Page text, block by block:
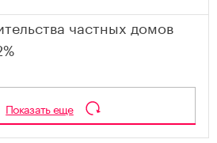
частных домов
Показать еще